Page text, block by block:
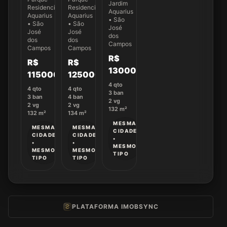
m² no
Ed.
New
York -
Apto
14
Residencial
Aquarius
• São
José
dos
Campos
R$
1150000
4 qto
3 ban
2 vg
132 m²
MESMA
CIDADE
•
MESMO
TIPO
Aquarius,
SJC |
Venda
Exclusiva!
Residencial
Aquarius
• São
José
dos
Campos
R$
1250000
4 qto
4 ban
2 vg
134 m²
MESMA
CIDADE
•
MESMO
TIPO
132m²,
04
Dormitórios(01
Suíte)
a
venda
no
Jardim
Aquarius
Jardim
Aquarius
• São
José
dos
Campos
R$
1300000
4 qto
3 ban
2 vg
132 m²
MESMA
CIDADE
•
MESMO
TIPO
PLATAFORMA IMOBSYNC